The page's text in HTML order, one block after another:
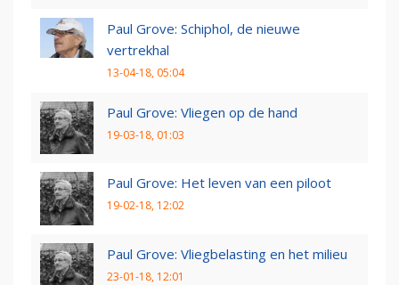
Paul Grove: Schiphol, de nieuwe
vertrekhal
13-04-18, 05:04
Paul Grove: Vliegen op de hand
19-03-18, 01:03
Paul Grove: Het leven van een piloot
19-02-18, 12:02
Paul Grove: Vliegbelasting en het milieu
23-01-18, 12:01